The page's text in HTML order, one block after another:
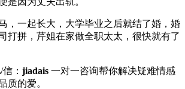
，一起长大，大学毕业之后就结了婚，婚
打拼，芹姐在家做全职太太，很快就有了
： jiadais 一对一咨询帮你解决疑难情感
质的爱。